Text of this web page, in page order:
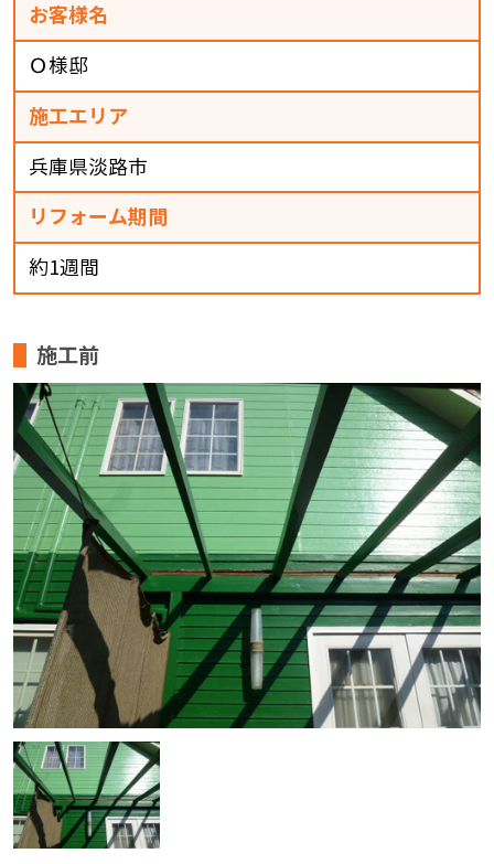
お客様名
Ｏ様邸
施工エリア
兵庫県淡路市
リフォーム期間
約1週間
施工前